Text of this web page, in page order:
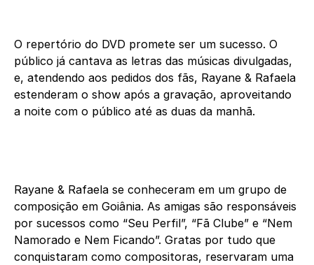
O repertório do DVD promete ser um sucesso. O
público já cantava as letras das músicas divulgadas,
e, atendendo aos pedidos dos fãs, Rayane & Rafaela
estenderam o show após a gravação, aproveitando
a noite com o público até as duas da manhã.
Rayane & Rafaela se conheceram em um grupo de
composição em Goiânia. As amigas são responsáveis
por sucessos como “Seu Perfil”, “Fã Clube” e “Nem
Namorado e Nem Ficando”. Gratas por tudo que
conquistaram como compositoras, reservaram uma